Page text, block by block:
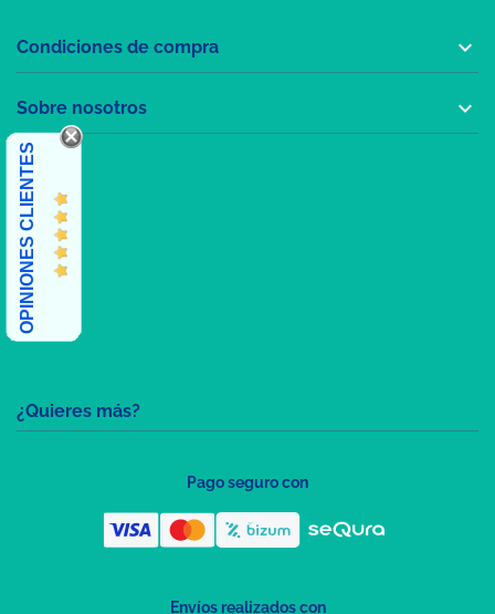
¿Quieres más?
Condiciones de compra 
Sobre nosotros 
OPINIONES CLIENTES
Pago seguro con
Envíos realizados con